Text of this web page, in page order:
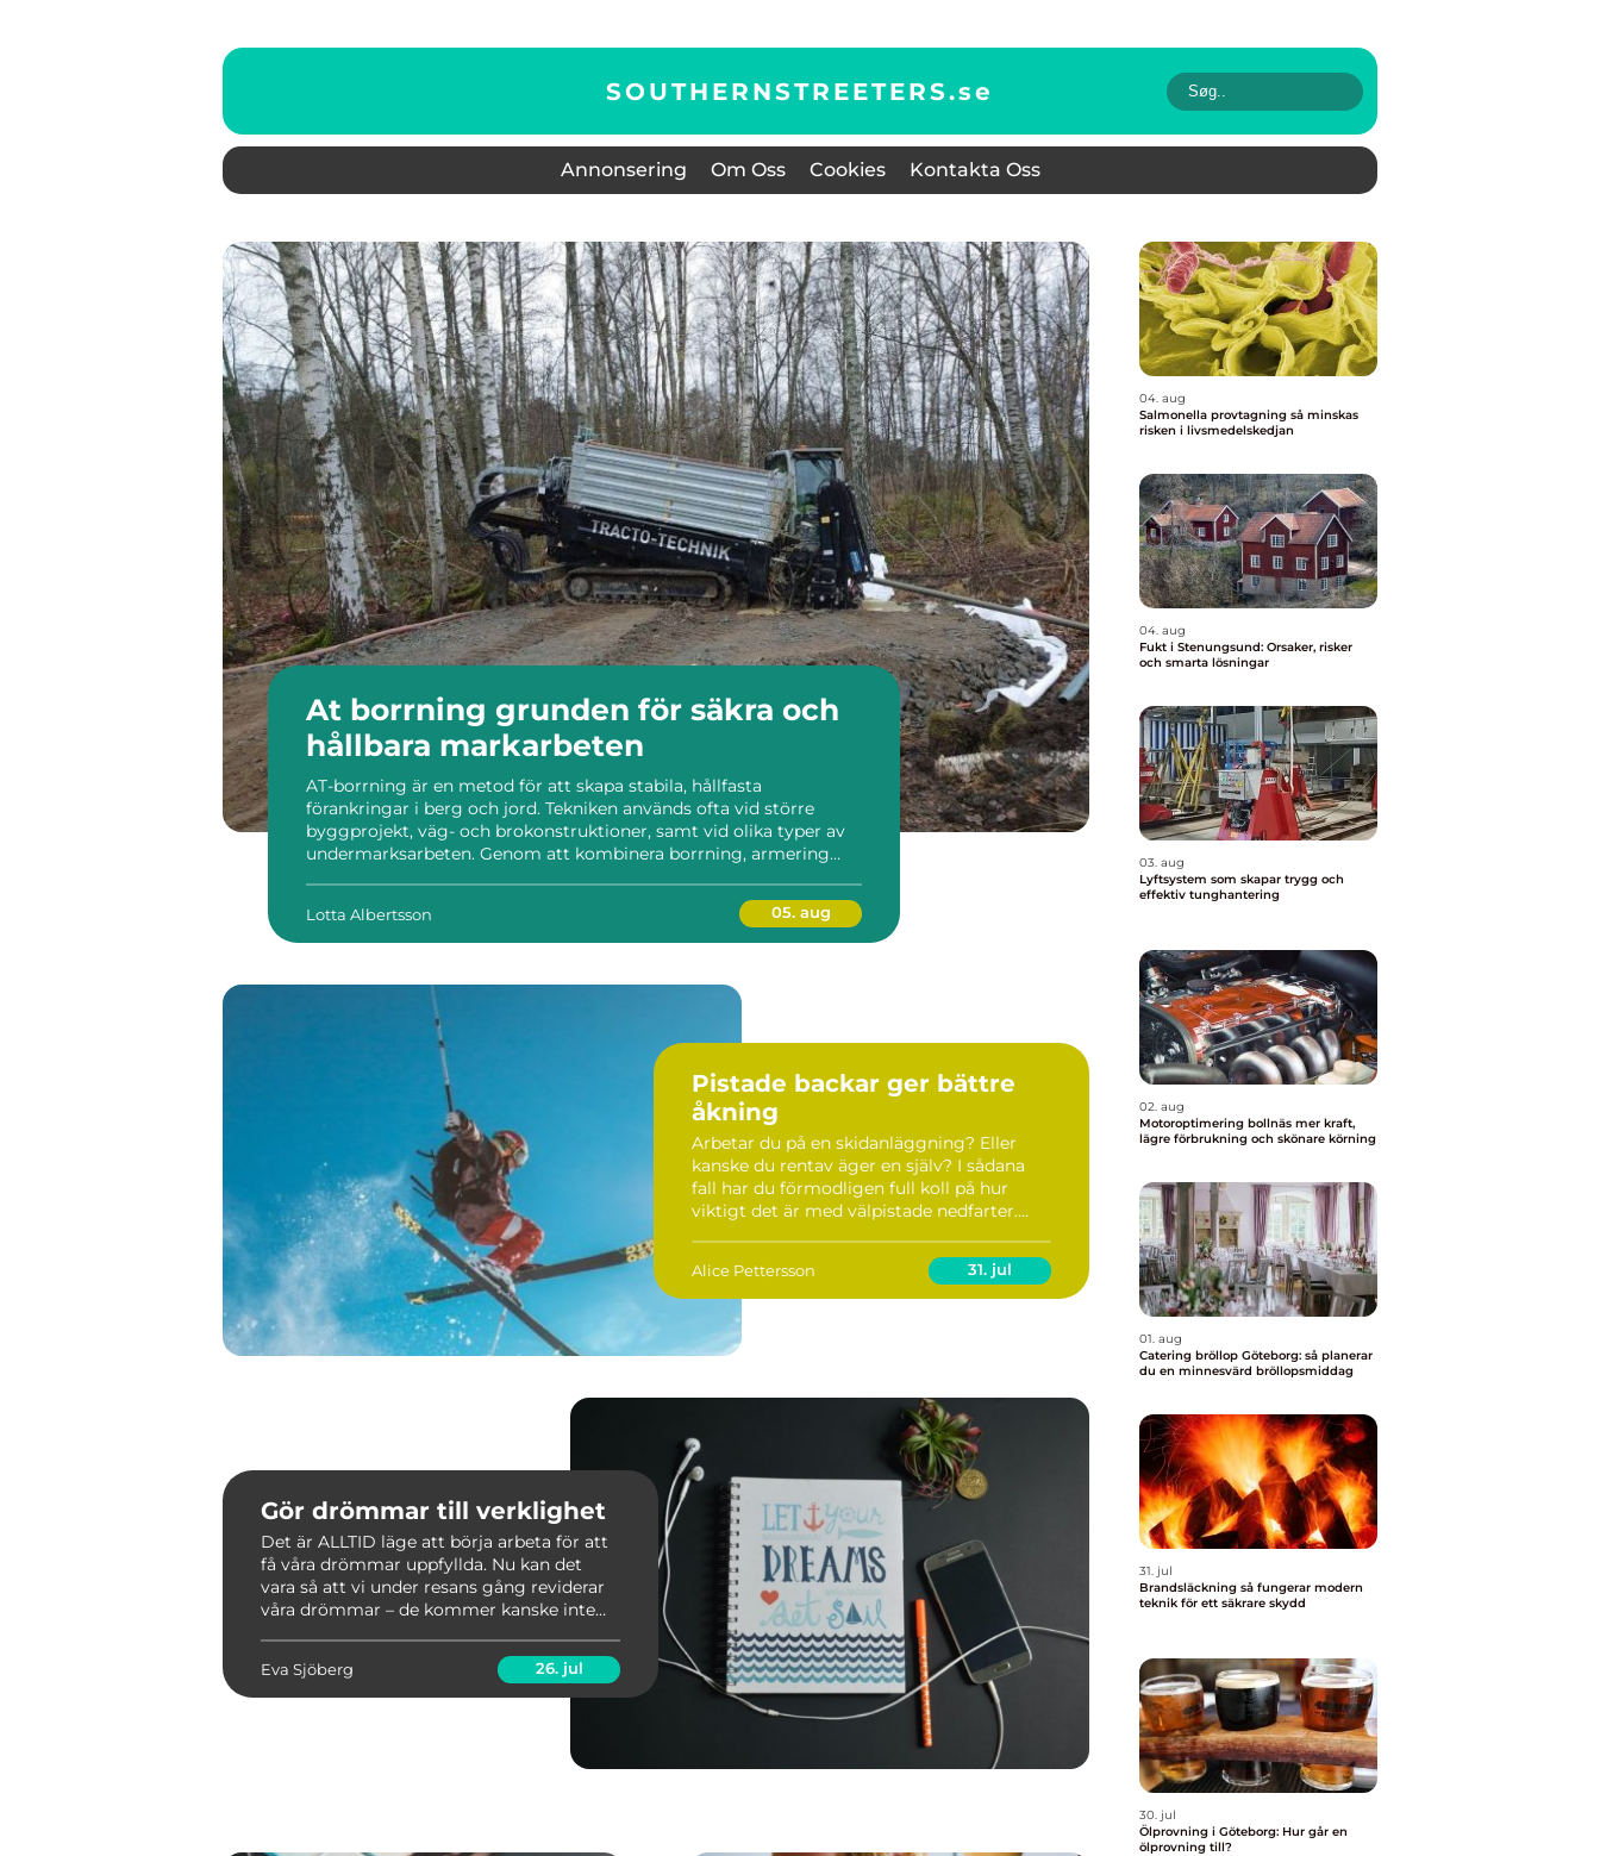
SOUTHERNSTREETERS.se
Annonsering Om Oss Cookies Kontakta Oss
At borrning grunden för säkra och
hållbara markarbeten
AT-borrning är en metod för att skapa stabila, hållfasta
förankringar i berg och jord. Tekniken används ofta vid större
byggprojekt, väg- och brokonstruktioner, samt vid olika typer av
undermarksarbeten. Genom att kombinera borrning, armering
Lotta Albertsson 05. aug
Pistade backar ger bättre
åkning
Arbetar du på en skidanläggning? Eller
kanske du rentav äger en själv? I sådana
fall har du förmodligen full koll på hur
viktigt det är med välpistade nedfarter.
Alice Pettersson 31. jul
Gör drömmar till verklighet
Det är ALLTID läge att börja arbeta för att
få våra drömmar uppfyllda. Nu kan det
vara så att vi under resans gång reviderar
våra drömmar – de kommer kanske inte
Eva Sjöberg 26. jul
04. aug
Salmonella provtagning så minskas
risken i livsmedelskedjan
04. aug
Fukt i Stenungsund: Orsaker, risker
och smarta lösningar
03. aug
Lyftsystem som skapar trygg och
effektiv tunghantering
02. aug
Motoroptimering bollnäs mer kraft,
lägre förbrukning och skönare körning
01. aug
Catering bröllop Göteborg: så planerar
du en minnesvärd bröllopsmiddag
31. jul
Brandsläckning så fungerar modern
teknik för ett säkrare skydd
30. jul
Ölprovning i Göteborg: Hur går en
ölprovning till?